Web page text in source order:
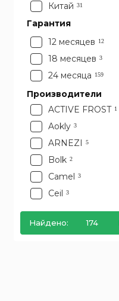
Китай 31
Россия
Словения
Турция
Франция
Чехия
Южная Корея 12
Япония
Гарантия
12 месяцев
12
18 месяцев 3
24 месяца 159
Производители
ACTIVE FROST 1
Aokly 3
ARNEZI 5
Bolk 2
Camel 3
Ceil 3
Decus
Delta
Найдено: 174